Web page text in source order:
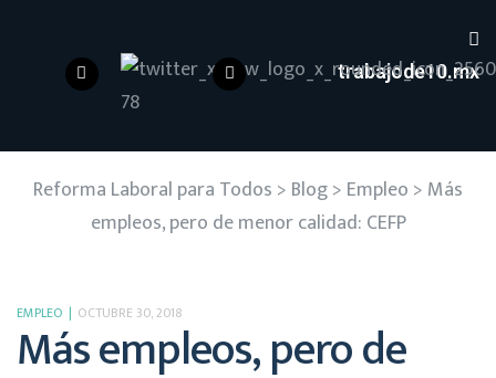
trabajode10.mx
Reforma Laboral para Todos > Blog> Empleo > Más
empleos, pero de menor calidad: CEFP
EMPLEO OCTUBRE 30, 2018
Más empleos, pero de